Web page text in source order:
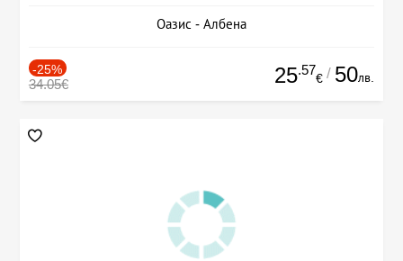
Оазис - Албена
-25%
34.05€ 25.57
€ / 50лв.